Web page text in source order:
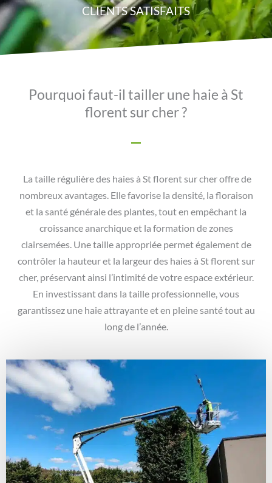
CLIENTS SATISFAITS
Pourquoi faut-il tailler une haie à St
florent sur cher ?
La taille régulière des haies à St florent sur cher offre de
nombreux avantages. Elle favorise la densité, la floraison
et la santé générale des plantes, tout en empêchant la
croissance anarchique et la formation de zones
clairsemées. Une taille appropriée permet également de
contrôler la hauteur et la largeur des haies à St florent sur
cher, préservant ainsi l’intimité de votre espace extérieur.
En investissant dans la taille professionnelle, vous
garantissez une haie attrayante et en pleine santé tout au
long de l’année.